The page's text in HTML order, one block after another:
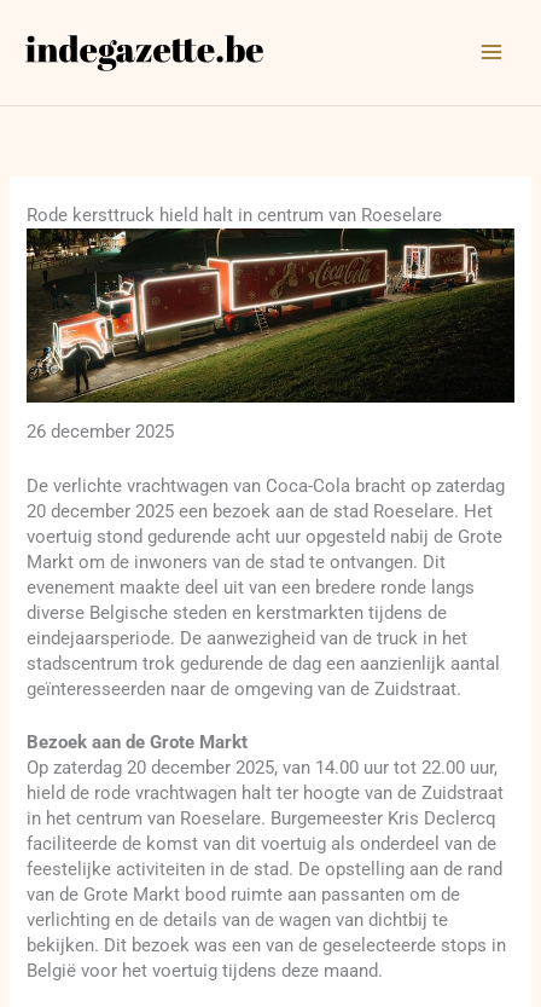
naar
Rode kersttruck hield halt in centrum van Roeselare
26 december 2025
De verlichte vrachtwagen van Coca-Cola bracht op zaterdag
20 december 2025 een bezoek aan de stad Roeselare. Het
voertuig stond gedurende acht uur opgesteld nabij de Grote
Markt om de inwoners van de stad te ontvangen. Dit
evenement maakte deel uit van een bredere ronde langs
diverse Belgische steden en kerstmarkten tijdens de
eindejaarsperiode. De aanwezigheid van de truck in het
stadscentrum trok gedurende de dag een aanzienlijk aantal
geïnteresseerden naar de omgeving van de Zuidstraat.
Bezoek aan de Grote Markt
Op zaterdag 20 december 2025, van 14.00 uur tot 22.00 uur,
hield de rode vrachtwagen halt ter hoogte van de Zuidstraat
in het centrum van Roeselare. Burgemeester Kris Declercq
faciliteerde de komst van dit voertuig als onderdeel van de
feestelijke activiteiten in de stad. De opstelling aan de rand
van de Grote Markt bood ruimte aan passanten om de
verlichting en de details van de wagen van dichtbij te
bekijken. Dit bezoek was een van de geselecteerde stops in
België voor het voertuig tijdens deze maand.